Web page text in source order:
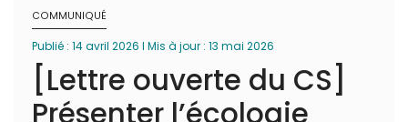
COMMUNIQUÉ
Publié : 14 avril 2026 I Mis à jour : 13 mai 2026
[Lettre ouverte du CS]
Présenter l’écologie